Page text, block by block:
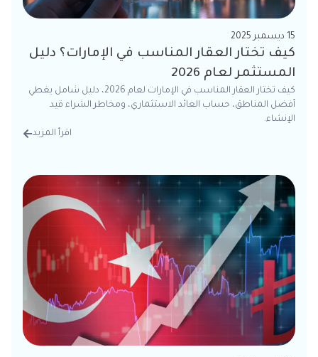
15 ديسمبر 2025
كيف تختار العقار المناسب في الإمارات؟ دليل
المستثمر لعام 2026
كيف تختار العقار المناسب في الإمارات لعام 2026، دليل شامل يغطي
أفضل المناطق، حساب العائد الاستثماري، ومخاطر الشراء قيد
الإنشاء.
اقرأ المزيد